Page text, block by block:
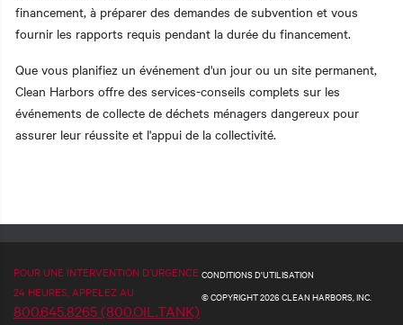
financement, à préparer des demandes de subvention et vous
fournir les rapports requis pendant la durée du financement.
Que vous planifiez un événement d'un jour ou un site permanent,
Clean Harbors offre des services-conseils complets sur les
événements de collecte de déchets ménagers dangereux pour
assurer leur réussite et l'appui de la collectivité.
POUR UNE INTERVENTION D’URGENCE
24 HEURES, APPELEZ AU
800.645.8265 (800.OIL.TANK)
CONDITIONS D'UTILISATION
© COPYRIGHT 2026 CLEAN HARBORS, INC.